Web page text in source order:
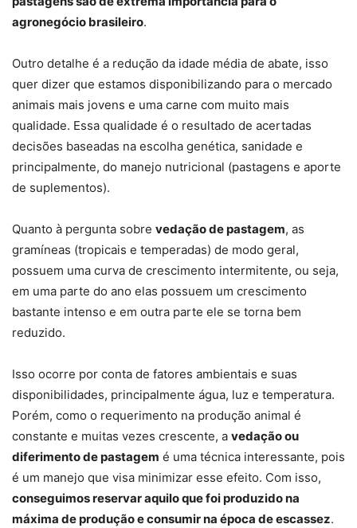
agronegócio brasileiro.
Outro detalhe é a redução da idade média de abate, isso
quer dizer que estamos disponibilizando para o mercado
animais mais jovens e uma carne com muito mais
qualidade. Essa qualidade é o resultado de acertadas
decisões baseadas na escolha genética, sanidade e
principalmente, do manejo nutricional (pastagens e aporte
de suplementos).
Quanto à pergunta sobre vedação de pastagem, as
gramíneas (tropicais e temperadas) de modo geral,
possuem uma curva de crescimento intermitente, ou seja,
em uma parte do ano elas possuem um crescimento
bastante intenso e em outra parte ele se torna bem
reduzido.
Isso ocorre por conta de fatores ambientais e suas
disponibilidades, principalmente água, luz e temperatura.
Porém, como o requerimento na produção animal é
constante e muitas vezes crescente, a vedação ou
diferimento de pastagem é uma técnica interessante, pois
é um manejo que visa minimizar esse efeito. Com isso,
conseguimos reservar aquilo que foi produzido na
máxima de produção e consumir na época de escassez.